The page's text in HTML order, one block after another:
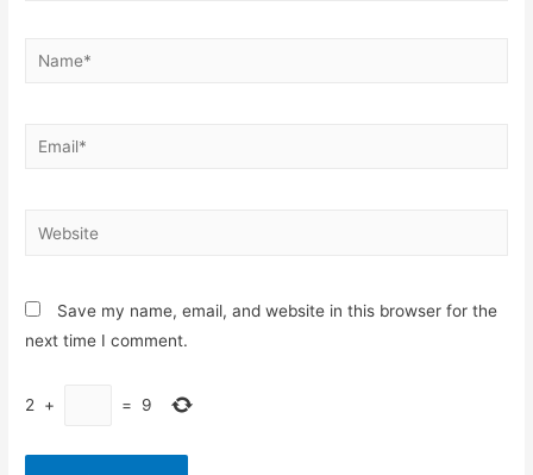
Name*
Email*
Website
Save my name, email, and website in this browser for the
next time I comment.
2 + = 9